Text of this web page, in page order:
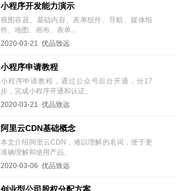
小程序开发能力演示
视图容器、基础内容、表单组件、导航、媒体组
件、地图、画布、表单...
2020-03-21 优品致远
小程序申请教程
小程序申请教程，通过公众号后台开通，分17
步，完成小程序开通和认证。
2020-03-21 优品致远
阿里云CDN基础概念
本文介绍阿里云CDN，难以理解的名词，便于更
准确理解和使用产品。
2020-03-06 优品致远
创业型公司股权分配方案